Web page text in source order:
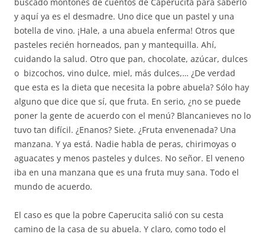
y aquí ya es el desmadre. Uno dice que un pastel y una
botella de vino. ¡Hale, a una abuela enferma! Otros que
pasteles recién horneados, pan y mantequilla. Ahí,
cuidando la salud. Otro que pan, chocolate, azúcar, dulces
o bizcochos, vino dulce, miel, más dulces,… ¿De verdad
que esta es la dieta que necesita la pobre abuela? Sólo hay
alguno que dice que sí, que fruta. En serio, ¿no se puede
poner la gente de acuerdo con el menú? Blancanieves no lo
tuvo tan difícil. ¿Enanos? Siete. ¿Fruta envenenada? Una
manzana. Y ya está. Nadie habla de peras, chirimoyas o
aguacates y menos pasteles y dulces. No señor. El veneno
iba en una manzana que es una fruta muy sana. Todo el
mundo de acuerdo.
El caso es que la pobre Caperucita salió con su cesta
camino de la casa de su abuela. Y claro, como todo el